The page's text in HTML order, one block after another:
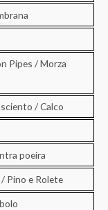
Pipes / Morza
/ Calco
poeira
Pino e Rolete